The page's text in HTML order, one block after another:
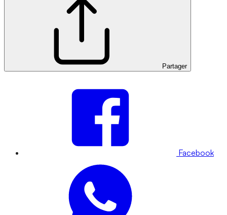
Partager
Facebook